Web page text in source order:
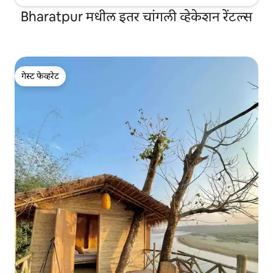
Bharatpur मधील इतर चांगली व्हेकेशन रेंटल्स
गेस्ट फेव्हरेट
गेस्ट फेव्हरेट